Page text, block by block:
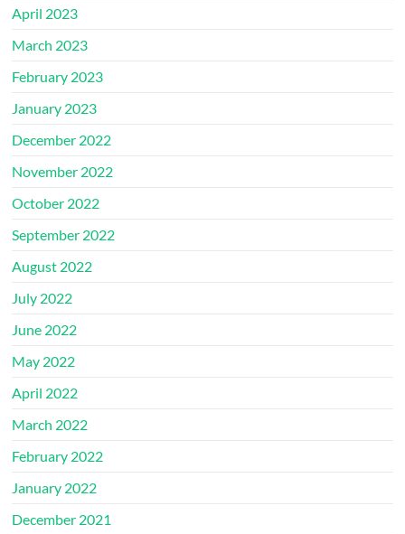
April 2023
March 2023
February 2023
January 2023
December 2022
November 2022
October 2022
September 2022
August 2022
July 2022
June 2022
May 2022
April 2022
March 2022
February 2022
January 2022
December 2021